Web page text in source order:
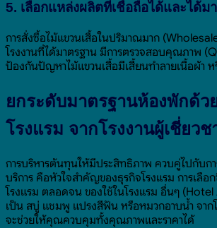
5. เลือกแหล่งผลิตที่เชื่อถือได้และได้ม
การสั่งซื้อไม้แขวนเสื้อในปริมาณมาก
โรงงานที่ได้มาตรฐาน มีการตรวจสอบคุณภาพ
ป้องกันปัญหาไม้แขวนเสื้อมีเสี้ยนทำลายเนื้อผ้า
ยกระดับมาตรฐานห้องพักด้ว
โรงแรม จากโรงงานผู้เชี่ยว
การบริหารต้นทุนให้มีประสิทธิภาพ ควบคู่ไปกับกา
บริการ คือหัวใจสำคัญของธุรกิจโรงแรม การเลือ
โรงแรม ตลอดจน ของใช้ในโรงแรม อื่นๆ (Hotel
เป็น สบู่ แชมพู แปรงสีฟัน หรือหมวกอาบน้ำ จาก
จะช่วยให้คุณควบคุมทั้งคุณภาพและราคาได้